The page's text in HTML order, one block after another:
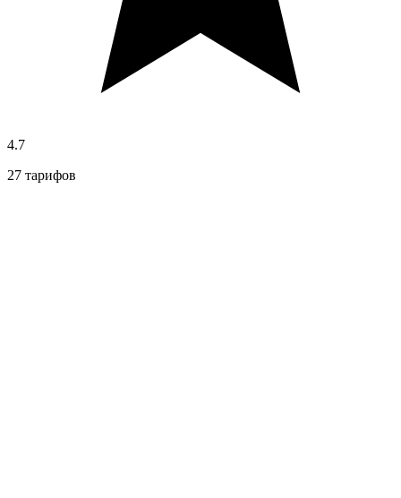
4.7
27 тарифов